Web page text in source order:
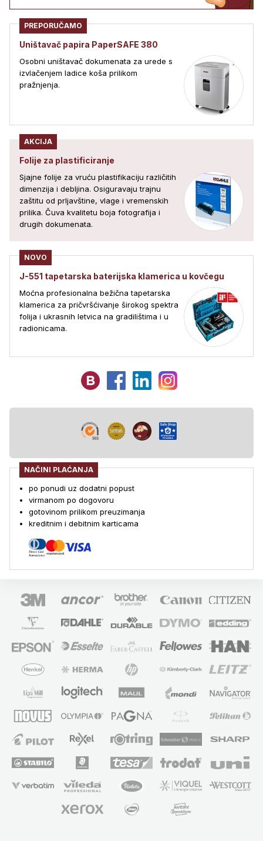
PREPORUČAMO
Uništavač papira PaperSAFE 380
Osobni uništavač dokumenata za urede s
izvlačenjem ladice koša prilikom
pražnjenja.
AKCIJA
Folije za plastificiranje
Sjajne folije za vruću plastifikaciju različitih
dimenzija i debljina. Osiguravaju trajnu
zaštitu od prljavštine, vlage i vremenskih
prilika. Čuva kvalitetu boja fotografija i
drugih dokumenata.
NOVO
J-551 tapetarska baterijska klamerica u kovčegu
Moćna profesionalna bežična tapetarska
klamerica za pričvršćivanje širokog spektra
folija i ukrasnih letvica na gradilištima i u
radionicama.
NAČINI PLAĆANJA
po ponudi uz dodatni popust
virmanom po dogovoru
gotovinom prilikom preuzimanja
kreditnim i debitnim karticama